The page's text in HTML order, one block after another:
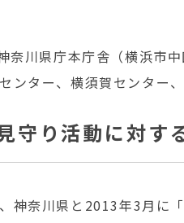
奈川県庁本庁舎（横浜市
ンター、横須賀センター
守り活動に対す
神奈川県と2013年3月に